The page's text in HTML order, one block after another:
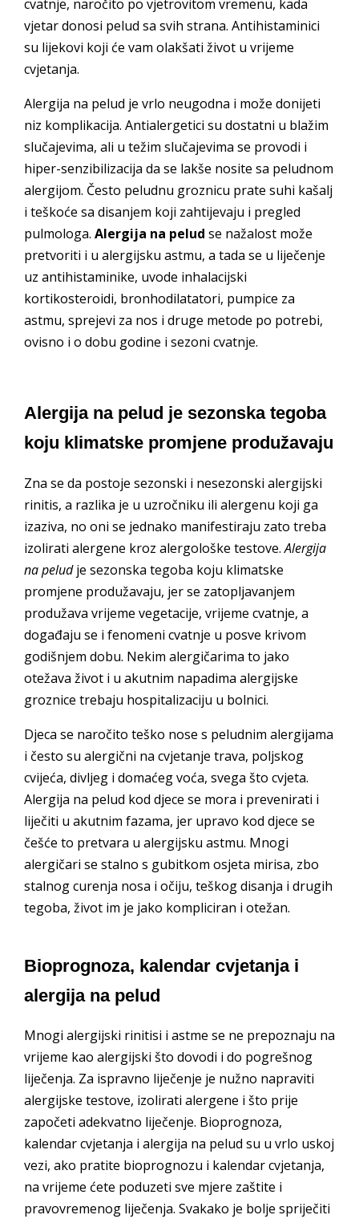
cvatnje, naročito po vjetrovitom vremenu, kada
vjetar donosi pelud sa svih strana. Antihistaminici
su lijekovi koji će vam olakšati život u vrijeme
cvjetanja.
Alergija na pelud je vrlo neugodna i može donijeti
niz komplikacija. Antialergetici su dostatni u blažim
slučajevima, ali u težim slučajevima se provodi i
hiper-senzibilizacija da se lakše nosite sa peludnom
alergijom. Često peludnu groznicu prate suhi kašalj
i teškoće sa disanjem koji zahtijevaju i pregled
pulmologa. Alergija na pelud se nažalost može
pretvoriti i u alergijsku astmu, a tada se u liječenje
uz antihistaminike, uvode inhalacijski
kortikosteroidi, bronhodilatatori, pumpice za
astmu, sprejevi za nos i druge metode po potrebi,
ovisno i o dobu godine i sezoni cvatnje.
Alergija na pelud je sezonska tegoba
koju klimatske promjene produžavaju
Zna se da postoje sezonski i nesezonski alergijski
rinitis, a razlika je u uzročniku ili alergenu koji ga
izaziva, no oni se jednako manifestiraju zato treba
izolirati alergene kroz alergološke testove.Alergija
na peludje sezonska tegoba koju klimatske
promjene produžavaju, jer se zatopljavanjem
produžava vrijeme vegetacije, vrijeme cvatnje, a
događaju se i fenomeni cvatnje u posve krivom
godišnjem dobu. Nekim alergičarima to jako
otežava život i u akutnim napadima alergijske
groznice trebaju hospitalizaciju u bolnici.
Djeca se naročito teško nose s peludnim alergijama
i često su alergični na cvjetanje trava, poljskog
cvijeća, divljeg i domaćeg voća, svega što cvjeta.
Alergija na pelud kod djece se mora i prevenirati i
liječiti u akutnim fazama, jer upravo kod djece se
češće to pretvara u alergijsku astmu. Mnogi
alergičari se stalno s gubitkom osjeta mirisa, zbo
stalnog curenja nosa i očiju, teškog disanja i drugih
tegoba, život im je jako kompliciran i otežan.
Bioprognoza, kalendar cvjetanja i
alergija na pelud
Mnogi alergijski rinitisi i astme se ne prepoznaju na
vrijeme kao alergijski što dovodi i do pogrešnog
liječenja. Za ispravno liječenje je nužno napraviti
alergijske testove, izolirati alergene i što prije
započeti adekvatno liječenje. Bioprognoza,
kalendar cvjetanja i alergija na pelud su u vrlo uskoj
vezi, ako pratite bioprognozu i kalendar cvjetanja,
na vrijeme ćete poduzeti sve mjere zaštite i
pravovremenog liječenja. Svakako je bolje spriječiti